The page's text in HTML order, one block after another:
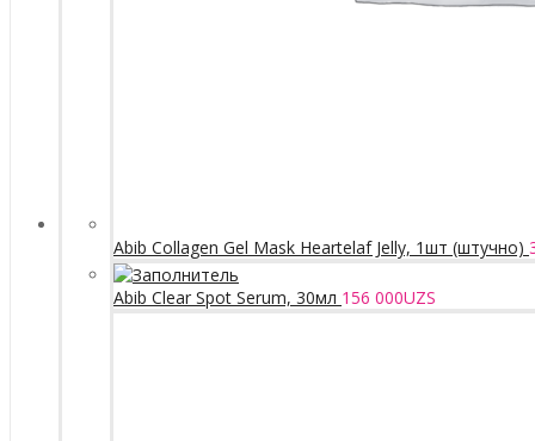
Abib Collagen Gel Mask Heartelaf Jelly, 1шт (штучно)
Abib Clear Spot Serum, 30мл 156 000UZS